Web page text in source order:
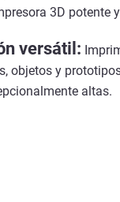
3D potente
versátil:
objetos y
altas.